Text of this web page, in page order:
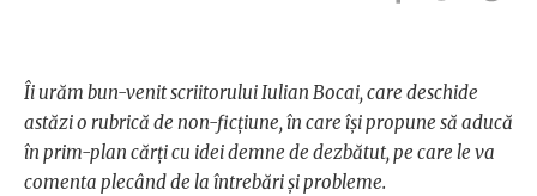
Îi urăm bun-venit scriitorului Iulian Bocai, care deschide
astăzi o rubrică de non-ficțiune, în care își propune să aducă
în prim-plan cărți cu idei demne de dezbătut, pe care le va
comenta plecând de la întrebări și probleme.